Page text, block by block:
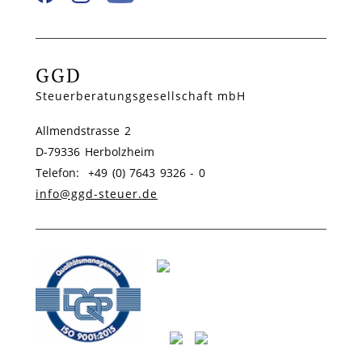
GGD
Steuerberatungsgesellschaft mbH
Allmendstrasse 2
D-79336 Herbolzheim
Telefon: +49 (0) 7643 9326 - 0
info@ggd-steuer.de